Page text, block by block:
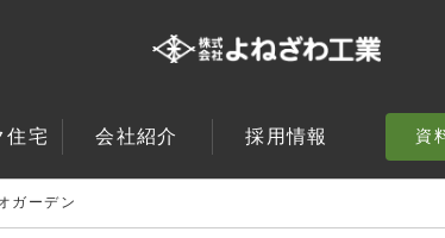
住宅 会社紹介 採用情報 資
ガーデン